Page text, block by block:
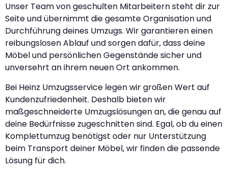
Unser Team von geschulten Mitarbeitern steht dir zur
Seite und übernimmt die gesamte Organisation und
Durchführung deines Umzugs. Wir garantieren einen
reibungslosen Ablauf und sorgen dafür, dass deine
Möbel und persönlichen Gegenstände sicher und
unversehrt an ihrem neuen Ort ankommen.
Bei Heinz Umzugsservice legen wir großen Wert auf
Kundenzufriedenheit. Deshalb bieten wir
maßgeschneiderte Umzugslösungen an, die genau auf
deine Bedürfnisse zugeschnitten sind. Egal, ob du einen
Komplettumzug benötigst oder nur Unterstützung
beim Transport deiner Möbel, wir finden die passende
Lösung für dich.